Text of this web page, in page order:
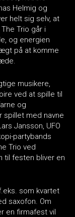
Helmig og
helt sig selv, at
Trio går i
og energien
på at komme
musikere,
ved at spille til
og
spillet med navne
Jansson, UFO
partybands
Trio ved
til festen bliver en
som kvartet
saxofon. Om
en firmafest vil